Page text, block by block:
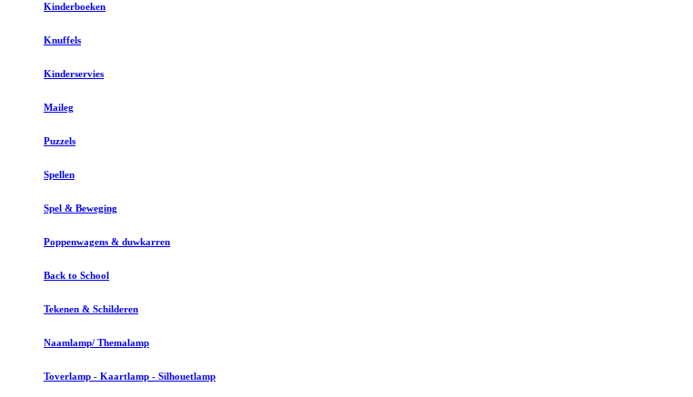
Kinderboeken
Knuffels
Kinderservies
Maileg
Puzzels
Spellen
Spel & Beweging
Poppenwagens & duwkarren
Back to School
Tekenen & Schilderen
Naamlamp/ Themalamp
Toverlamp - Kaartlamp - Silhouetlamp